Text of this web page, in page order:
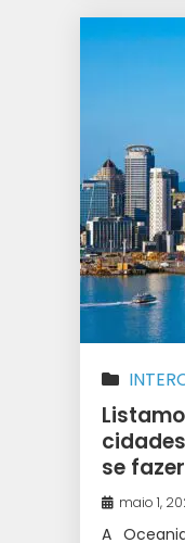
se
maio 1,
A